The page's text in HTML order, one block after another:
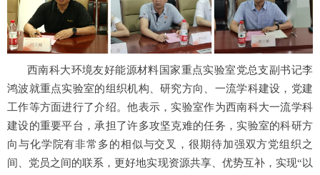
西南科大环境友好能源材料国家重点实验室党总支副书记李
鸿波就重点实验室的组织机构、研究方向、一流学科建设，党建
工作等方面进行了介绍。他表示，实验室作为西南科大一流学科
建设的重要平台，承担了许多攻坚克难的任务，实验室的科研方
向与化学院有非常多的相似与交叉，很期待加强双方党组织之
间、党员之间的联系，更好地实现资源共享、优势互补，实现“以